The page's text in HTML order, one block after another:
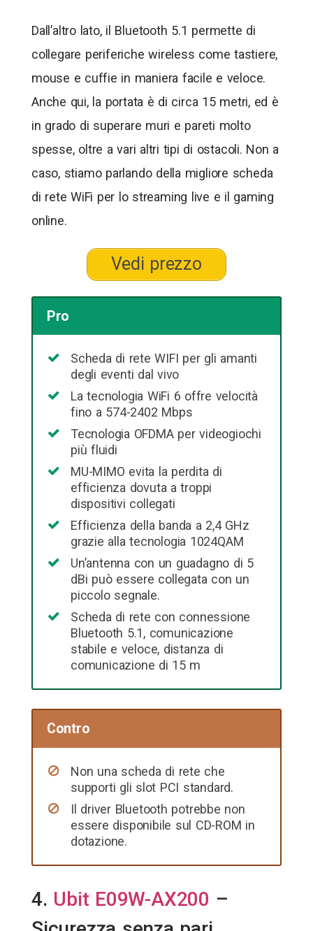
Dall’altro lato, il Bluetooth 5.1 permette di
collegare periferiche wireless come tastiere,
mouse e cuffie in maniera facile e veloce.
Anche qui, la portata è di circa 15 metri, ed è
in grado di superare muri e pareti molto
spesse, oltre a vari altri tipi di ostacoli. Non a
caso, stiamo parlando della migliore scheda
di rete WiFi per lo streaming live e il gaming
online.
Vedi prezzo
Pro
Scheda di rete WIFI per gli amanti
degli eventi dal vivo
La tecnologia WiFi 6 offre velocità
fino a 574-2402 Mbps
Tecnologia OFDMA per videogiochi
più fluidi
MU-MIMO evita la perdita di
efficienza dovuta a troppi
dispositivi collegati
Efficienza della banda a 2,4 GHz
grazie alla tecnologia 1024QAM
Un’antenna con un guadagno di 5
dBi può essere collegata con un
piccolo segnale.
Scheda di rete con connessione
Bluetooth 5.1, comunicazione
stabile e veloce, distanza di
comunicazione di 15 m
Contro
Non una scheda di rete che
supporti gli slot PCI standard.
Il driver Bluetooth potrebbe non
essere disponibile sul CD-ROM in
dotazione.
4. Ubit E09W-AX200 –